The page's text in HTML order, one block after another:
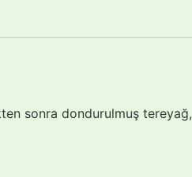
sonra dondurulmuş tereyağ,